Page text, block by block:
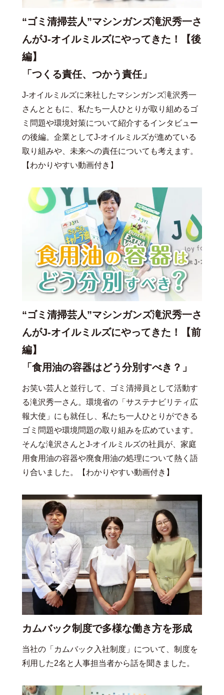
“ゴミ清掃芸人”マシンガンズ滝沢秀一さ
んがJ-オイルミルズにやってきた！【後
編】
「つくる責任、つかう責任」
J-オイルミルズに来社したマシンガンズ滝沢秀一
さんとともに、私たち一人ひとりが取り組めるゴ
ミ問題や環境対策について紹介するインタビュー
の後編。企業としてJ-オイルミルズが進めている
取り組みや、未来への責任についても考えます。
【わかりやすい動画付き】
“ゴミ清掃芸人”マシンガンズ滝沢秀一さ
んがJ-オイルミルズにやってきた！【前
編】
「食用油の容器はどう分別すべき？」
お笑い芸人と並行して、ゴミ清掃員として活動す
る滝沢秀一さん。環境省の「サステナビリティ広
報大使」にも就任し、私たち一人ひとりができる
ゴミ問題や環境問題の取り組みを広めています。
そんな滝沢さんとJ-オイルミルズの社員が、家庭
用食用油の容器や廃食用油の処理について熱く語
り合いました。【わかりやすい動画付き】
カムバック制度で多様な働き方を形成
当社の「カムバック入社制度」について、制度を
利用した2名と人事担当者から話を聞きました。